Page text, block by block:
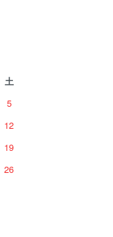
土
5
12
19
26